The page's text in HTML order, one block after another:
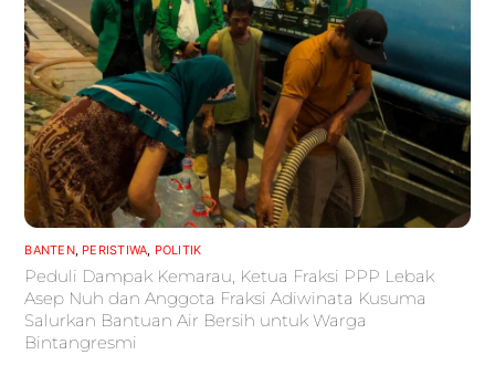
BANTEN, PERISTIWA POLITIK
Peduli Dampak Kemarau, Ketua Fraksi PPP Lebak
Asep Nuh dan Anggota Fraksi Adiwinata Kusuma
Salurkan Bantuan Air Bersih untuk Warga
Bintangresmi